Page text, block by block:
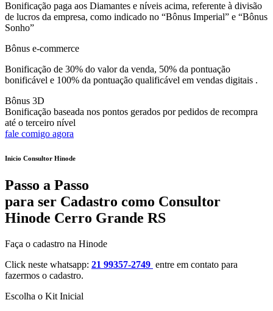
Bonificação paga aos Diamantes e níveis acima, referente à divisão
de lucros da empresa, como indicado no “Bônus Imperial” e “Bônus
Sonho”
Bônus e-commerce
Bonificação de 30% do valor da venda, 50% da pontuação
bonificável e 100% da pontuação qualificável em vendas digitais .
Bônus 3D
Bonificação baseada nos pontos gerados por pedidos de recompra
até o terceiro nível
fale comigo agora
Inicio Consultor Hinode
Passo a Passo
para ser Cadastro como Consultor
Hinode Cerro Grande RS
Faça o cadastro na Hinode
Click neste whatsapp: 21 99357-2749 entre em contato para
fazermos o cadastro.
Escolha o Kit Inicial